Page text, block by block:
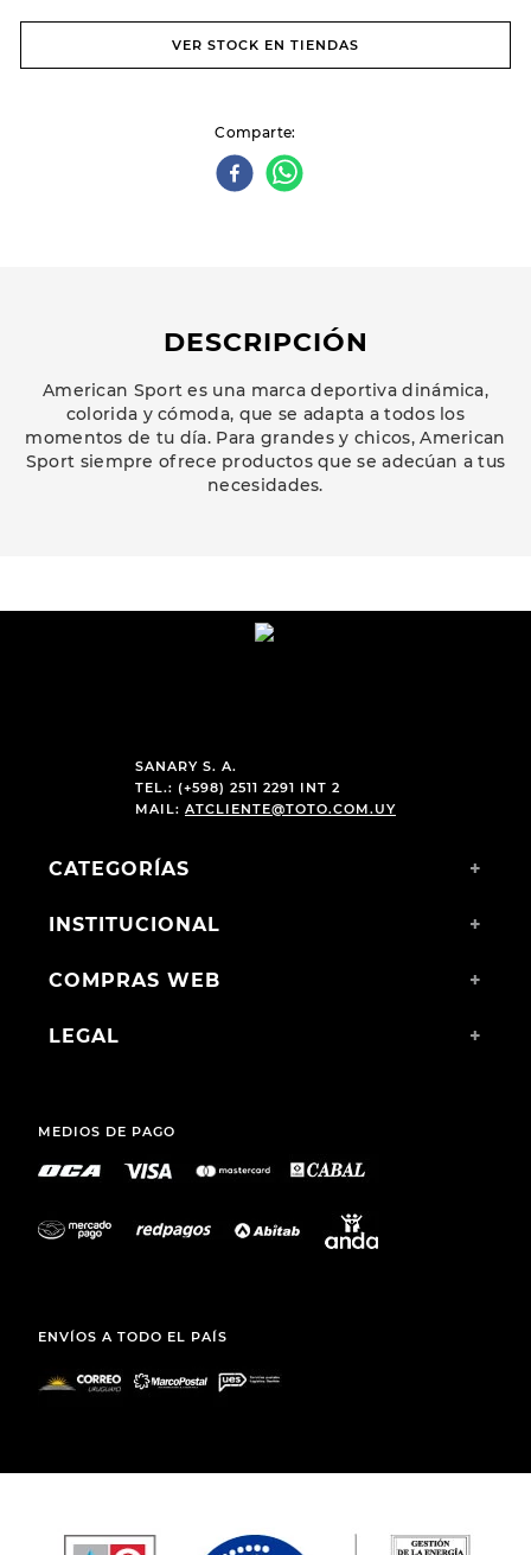
VER STOCK EN TIENDAS
Comparte
DESCRIPCIÓN
American Sport es una marca deportiva dinámica,
colorida y cómoda, que se adapta a todos los
momentos de tu día. Para grandes y chicos, American
Sport siempre ofrece productos que se adecúan a tus
necesidades.
SANARY S. A.
TEL.: (+598) 2511 2291 INT 2
MAIL: ATCLIENTE@TOTO.COM.UY
CATEGORÍAS +
INSTITUCIONAL +
COMPRAS WEB +
LEGAL +
MEDIOS DE PAGO
ENVÍOS A TODO EL PAÍS